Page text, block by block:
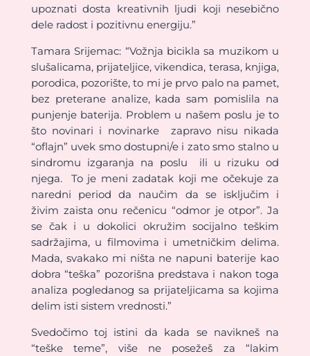
upoznati dosta kreativnih ljudi koji nesebično
dele radost i pozitivnu energiju.”
Tamara Srijemac: “Vožnja bicikla sa muzikom u
slušalicama, prijateljice, vikendica, terasa, knjiga,
porodica, pozorište, to mi je prvo palo na pamet,
bez preterane analize, kada sam pomislila na
punjenje baterija. Problem u našem poslu je to
što novinari i novinarke zapravo nisu nikada
“oflajn” uvek smo dostupni/e i zato smo stalno u
sindromu izgaranja na poslu ili u rizuku od
njega. To je meni zadatak koji me očekuje za
naredni period da naučim da se isključim i
živim zaista onu rečenicu “odmor je otpor”. Ja
se čak i u dokolici okružim socijalno teškim
sadržajima, u filmovima i umetničkim delima.
Mada, svakako mi ništa ne napuni baterije kao
dobra “teška” pozorišna predstava i nakon toga
analiza pogledanog sa prijateljicama sa kojima
delim isti sistem vrednosti.”
Svedočimo toj istini da kada se navikneš na
“teške teme”, više ne posežeš za “lakim